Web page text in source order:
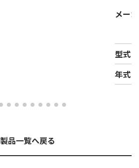
メー
型式
年式
製品一覧へ戻る